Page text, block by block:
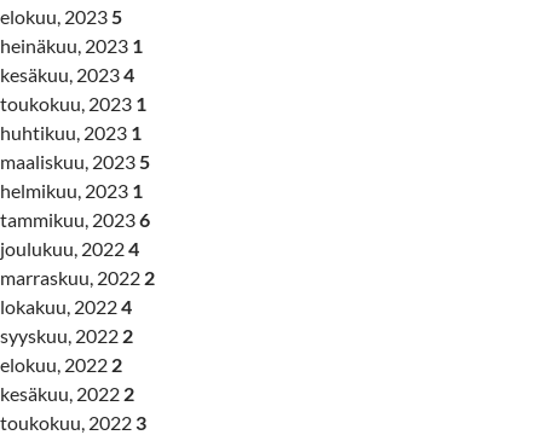
elokuu, 2023 5
heinäkuu, 2023 1
kesäkuu, 20234
toukokuu, 2023 1
huhtikuu, 2023 1
maaliskuu, 2023 5
helmikuu, 2023 1
tammikuu, 20236
joulukuu, 20224
marraskuu, 2022 2
lokakuu, 20224
syyskuu, 2022 2
elokuu, 2022 2
kesäkuu, 2022 2
toukokuu, 2022 3